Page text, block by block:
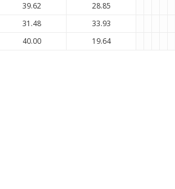
39.62 28.85
31.48 33.93
40.00 19.64